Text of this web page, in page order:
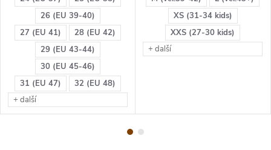
26 (EU 39-40)
27 (EU 41)
28 (EU 42)
29 (EU 43-44)
30 (EU 45-46)
31 (EU 47)
32 (EU 48)
+ další
XS (31-34 kids)
XXS (27-30 kids)
+ další